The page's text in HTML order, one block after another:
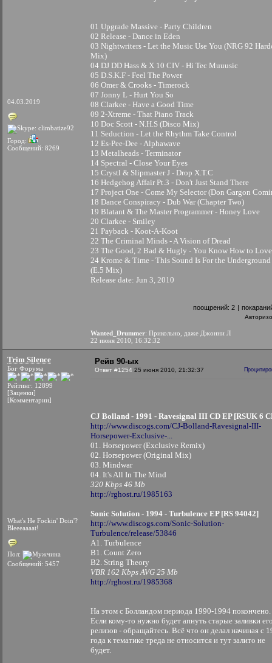
04.03.2019
Город:
Сообщений: 8269
01 Upgrade Massive - Party Children
02 Release - Dance in Eden
03 Nightwriters - Let the Music Use You (NRG 92
Mix)
04 DJ DD Hass & X 10 CIV - Hi Tec Muuusic
05 D.S.K.F - Feel The Power
06 Omer & Crooks - Timerock
07 Jonny L - Hurt You So
08 Clarkee - Have a Good Time
09 2-Xtreme - That Piano Track
10 Doc Scott - N.H.S (Disco Mix)
11 Seduction - Let the Rhythm Take Control
12 Es-Pee-Dee - Alphawave
13 Metalheads - Terminator
14 Spectral - Close Your Eyes
15 Crystl & Slipmaster J - Drop X.T.C
16 Hedgehog Affair Pt.3 - Don't Just Stand There
17 Project One - Come My Selector (Don Gargon
18 Dance Conspiracy - Dub War (Chapter Two)
19 Blatant & The Master Programmer - Honey Love
20 Clarkee - Smiley
21 Payback - Koot-A-Koot
22 The Criminal Minds - A Vision of Dread
23 The Good, 2 Bad & Hugly - You Know How to
24 Krome & Time - This Sound Is For the Underground
(E.5 Mix)
Release date: Jun 3, 2010
поощрений: 2 |
Wanted_Drummer: Прикольно, даже Джонни Л
22 июня 2010, 16:32:32
Trim Silence
Бог Форума
Рейтинг: 12899
[Заценки]
[Комментарии]
What's He Fockin' Doin'?
Bleeeaaaat!
Пол:
Сообщений: 5457
Рейв 90-ых
Ответ #1254 25 июня 2010, 21:32:37
CJ Bolland - 1991 - Ravesignal III CD EP [RSUK 6
http://www.discogs.com/CJ-Bolland-Ravesignal-III-
Horsepower-Exclusive-...
01. Horsepower (Exclusive Remix)
02. Horsepower (Original Mix)
03. Mindwar
04. It's All In The Mind
320 Kbps 46 Mb
http://rghost.ru/1985163
Sonic Solution - 1994 - Turbulence EP [RS 94042]
http://www.discogs.com/Sonic-Solution-
Turbulence/release/53846
A1. Turbulence
B1. Count Zero
B2. String Theory
VBR 162 Kbps AVG 25 Mb
http://rghost.ru/1985368
На этом с Болландом периода 1990-1994 покончено.
Если кому-то нужно будет апнуть старые заливки
релизов - обращайтесь. Всё что он делал начиная с
года к тематике треда не относится и тут залито не
будет.